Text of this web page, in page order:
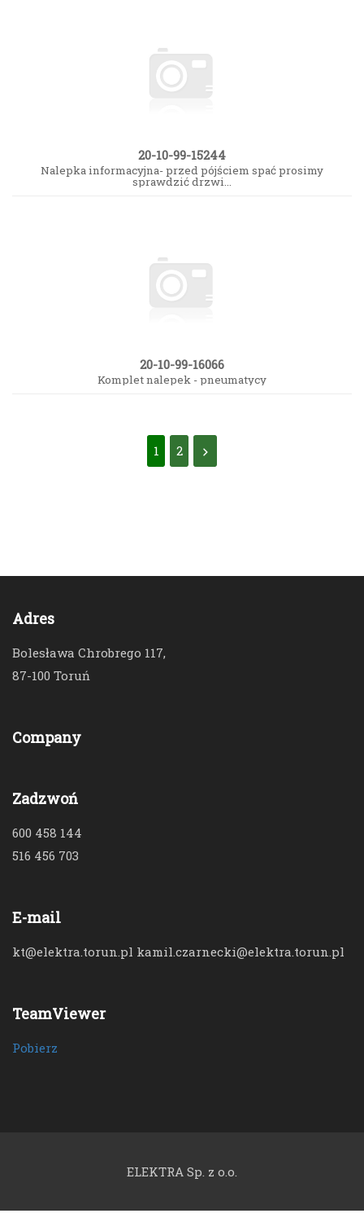
20-10-99-15244
Nalepka informacyjna- przed pójściem spać prosimy
sprawdzić drzwi...
20-10-99-16066
Komplet nalepek - pneumatycy
1 2
Adres
Bolesława Chrobrego 117,
87-100 Toruń
Company
Zadzwoń
600 458 144
516 456 703
E-mail
kt@elektra.torun.pl kamil.czarnecki@elektra.torun.pl
TeamViewer
Pobierz
ELEKTRA Sp. z o.o.